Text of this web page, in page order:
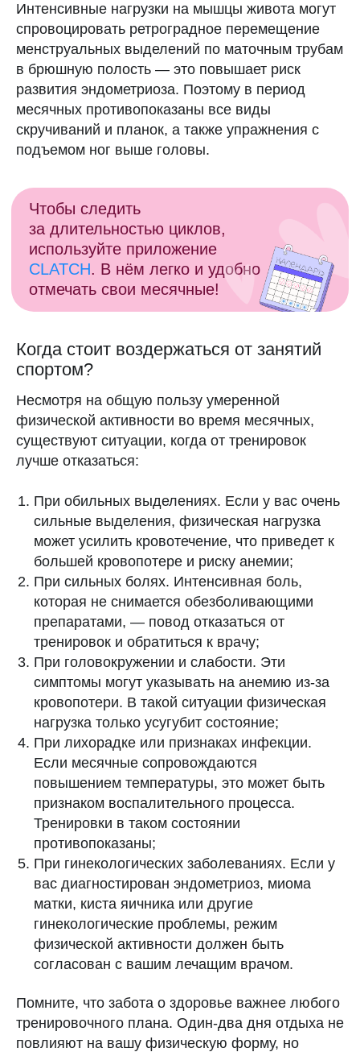
Интенсивные нагрузки на мышцы живота могут
спровоцировать ретроградное перемещение
менструальных выделений по маточным трубам
в брюшную полость — это повышает риск
развития эндометриоза. Поэтому в период
месячных противопоказаны все виды
скручиваний и планок, а также упражнения с
подъемом ног выше головы.
Когда стоит воздержаться от занятий
спортом?
Несмотря на общую пользу умеренной
физической активности во время месячных,
существуют ситуации, когда от тренировок
лучше отказаться:
При обильных выделениях. Если у вас очень
сильные выделения, физическая нагрузка
может усилить кровотечение, что приведет к
большей кровопотере и риску анемии;
При сильных болях. Интенсивная боль,
которая не снимается обезболивающими
препаратами, — повод отказаться от
тренировок и обратиться к врачу;
При головокружении и слабости. Эти
симптомы могут указывать на анемию из-за
кровопотери. В такой ситуации физическая
нагрузка только усугубит состояние;
При лихорадке или признаках инфекции.
Если месячные сопровождаются
повышением температуры, это может быть
признаком воспалительного процесса.
Тренировки в таком состоянии
противопоказаны;
При гинекологических заболеваниях. Если у
вас диагностирован эндометриоз, миома
матки, киста яичника или другие
гинекологические проблемы, режим
физической активности должен быть
согласован с вашим лечащим врачом.
Помните, что забота о здоровье важнее любого
тренировочного плана. Один-два дня отдыха не
повлияют на вашу физическую форму, но
Студентка 2 курса факультета
журналистики МГУ
им. М. В. Ломоносова.
Стажировалась в издании Forbes
TenChat.
Автор
Подробнее об авторе
Евграфова Александра
Акушер-гинеколог, врач УЗД
Подробнее об эксперте
Читайте также
прогнозами, ежедневным контентом,
подробной аналитикой и возможностью
ПАО «МТС» 2025 12+
Научные источники
Пользовательское соглашение
Политика конфиденциальности
Поддержка